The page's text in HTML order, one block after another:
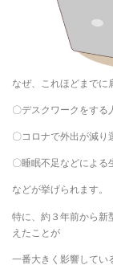
なぜ、これほどまでに
〇デスクワークをする
〇コロナで外出が減り
〇睡眠不足などによる
などが挙げられます。
特に、約３年前から新
えたことが
一番大きく影響してい